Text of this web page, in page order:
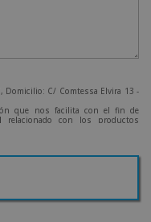
Domicilio: C/ Comtessa Elvira 13 -
que nos facilita con el fin de
relacionado con los productos
interés.
email):